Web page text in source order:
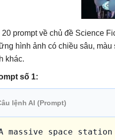
20 prompt về chủ đề Science
hình ảnh có chiều sâu, màu
khác.
số 1:
lệnh AI (Prompt)
massive space